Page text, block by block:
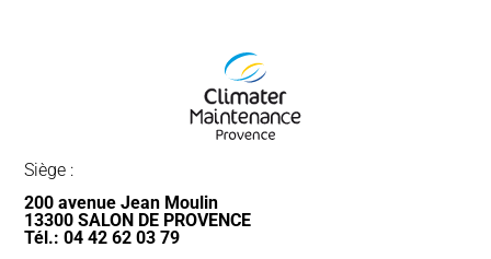
Siège :
200 avenue Jean Moulin
13300 SALON DE PROVENCE
Tél.: 04 42 62 03 79